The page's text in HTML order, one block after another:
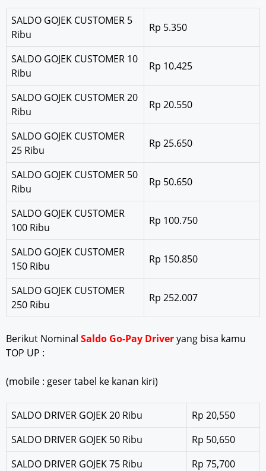
SALDO GOJEK CUSTOMER 5
Ribu
Rp 5.350
SALDO GOJEK CUSTOMER 10
Ribu
Rp 10.425
SALDO GOJEK CUSTOMER 20
Ribu
Rp 20.550
SALDO GOJEK CUSTOMER
25 Ribu
Rp 25.650
SALDO GOJEK CUSTOMER 50
Ribu
Rp 50.650
SALDO GOJEK CUSTOMER
100 Ribu
Rp 100.750
SALDO GOJEK CUSTOMER
150 Ribu
Rp 150.850
SALDO GOJEK CUSTOMER
250 Ribu
Rp 252.007
Berikut Nominal Saldo Go-Pay Driveryang bisa kamu
TOP UP :
(mobile : geser tabel ke kanan kiri)
SALDO DRIVER GOJEK 20 Ribu
Rp 20,550
SALDO DRIVER GOJEK 50 Ribu
Rp 50,650
SALDO DRIVER GOJEK 75 Ribu
Rp 75,700